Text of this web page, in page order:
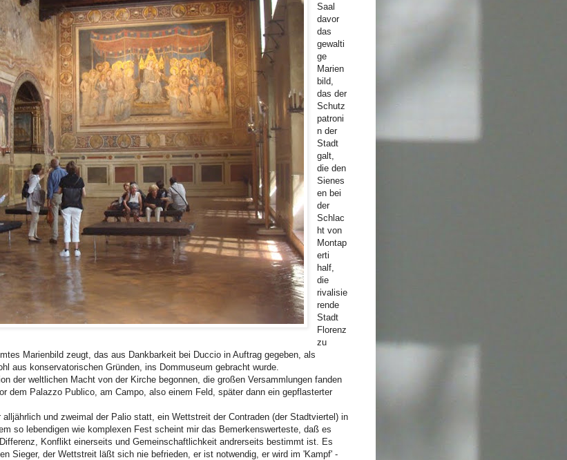
Saal
davor
das
gewalti
ge
Marien
bild,
das der
Schutz
patroni
n der
Stadt
galt,
die den
Sienes
en bei
der
Schlac
ht von
Montap
erti
half,
die
rivalisie
rende
Stadt
Florenz
zu
Marienbild zeugt, das aus Dankbarkeit bei Duccio in Auftrag gegeben, als
aus konservatorischen Gründen, ins Dommuseum gebracht wurde.
der weltlichen Macht von der Kirche begonnen, die großen Versammlungen fanden
dem Palazzo Publico, am Campo, also einem Feld, später dann ein gepflasterter
und zweimal der Palio statt, ein Wettstreit der Contraden (der Stadtviertel) in
so lebendigen wie komplexen Fest scheint mir das Bemerkenswerteste, daß es
Konflikt einerseits und Gemeinschaftlichkeit andrerseits bestimmt ist. Es
Sieger, der Wettstreit läßt sich nie befrieden, er ist notwendig, er wird im 'Kampf' -